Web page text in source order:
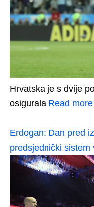
Hrvatska je s dvije
osigurala Read more
Erdogan: Dan pred
predsjednički